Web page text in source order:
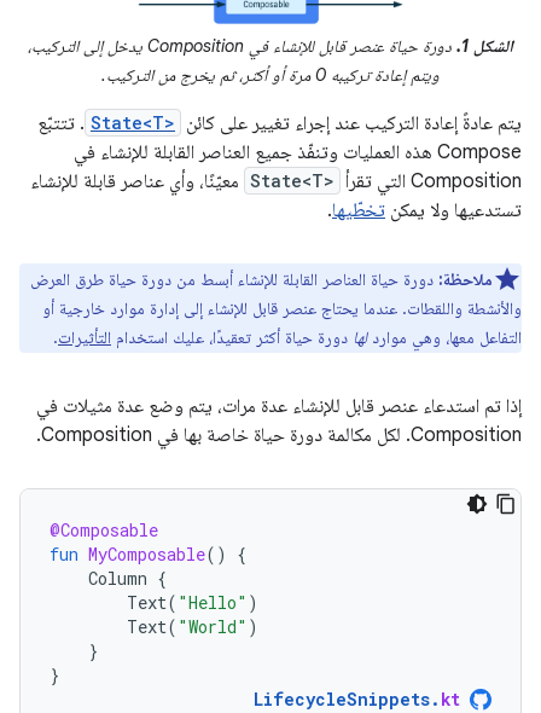
الشكل 1.
دورة حياة عنصر قابل للإنشاء في Composition يدخل إلى التركيب،
ويتم إعادة تركيبه 0 مرة أو أكثر، ثم يخرج من التركيب.
يتم عادةً إعادة التركيب عند إجراء تغيير على كائن State<T> . تتتبّع
Compose هذه العمليات وتنفّذ جميع العناصر القابلة للإنشاء في
Composition التي تقرأ
State<T> معيّنًا، وأي عناصر قابلة للإنشاء
تستدعيها ولا يمكن تخطّيها.
ملاحظة: دورة حياة العناصر القابلة للإنشاء أبسط من دورة حياة طرق العرض
والأنشطة واللقطات. عندما يحتاج عنصر قابل للإنشاء إلى إدارة موارد خارجية أو
التفاعل معها، وهي مواردلها دورة حياة أكثر تعقيدًا، عليك استخدام التأثيرات.
إذا تم استدعاء عنصر قابل للإنشاء عدة مرات، يتم وضع عدة مثيلات في
Composition. لكل مكالمة دورة حياة خاصة بها في Composition.
@Composable
fun MyComposable()
{
Column {
Text( "Hello" )
Text( "World" )
}
}
LifecycleSnippets. kt